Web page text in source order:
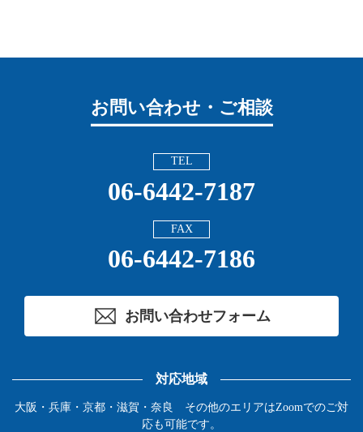
お問い合わせ・ご相談
TEL
06-6442-7187
FAX
06-6442-7186
お問い合わせフォーム
対応地域
大阪・兵庫・京都・滋賀・奈良 その他のエリアはZoomでのご対
応も可能です。